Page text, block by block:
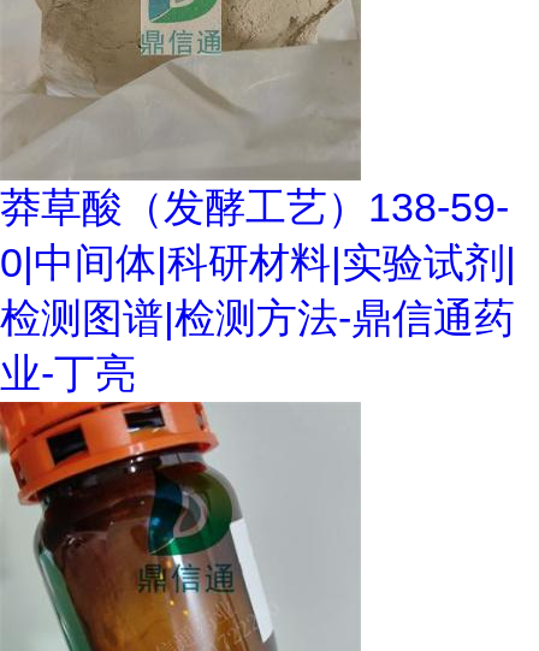
莽草酸（发酵工艺）138-59-
0|中间体|科研材料|实验试剂|
检测图谱|检测方法-鼎信通药
业-丁亮